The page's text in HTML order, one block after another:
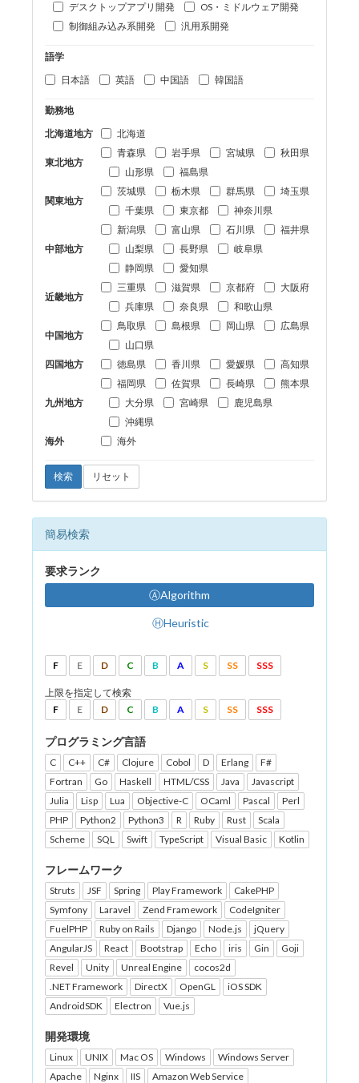
デスクトップアプリ開発
OS・ミドルウェア開発
制御組み込み系開発
汎用系開発
語学
日本語
英語 中国語 韓国語
勤務地
北海道地方
北海道
東北地方
青森県 岩手県 宮城県
秋田県
山形県
福島県
関東地方
茨城県 栃木県 群馬県
埼玉県
千葉県
東京都 神奈川県
中部地方
新潟県 富山県 石川県
福井県
山梨県
長野県
岐阜県
静岡県
愛知県
近畿地方
三重県 滋賀県 京都府
大阪府
兵庫県
奈良県 和歌山県
中国地方
鳥取県 島根県 岡山県
広島県
山口県
四国地方
徳島県 香川県 愛媛県 高知県
九州地方
福岡県 佐賀県 長崎県
熊本県
大分県
宮崎県
鹿児島県
沖縄県
海外
海外
検索 リセット
簡易検索
要求ランク
ⒶAlgorithm
ⒽHeuristic
F E D C B A S SS SSS
上限を指定して検索
F
E D C B A S SS SSS
プログラミング言語
C C++ C# Clojure Cobol D Erlang
F#
Fortran
Go Haskell HTML/CSS Java
Javascript
Julia
Lisp Lua Objective-C OCaml Pascal
Perl
PHP
Python2 Python3 R Ruby Rust
Scala
Scheme
SQL Swift TypeScript Visual Basic Kotlin
フレームワーク
Struts JSF Spring Play Framework
CakePHP
Symfony
Laravel Zend Framework
CodeIgniter
FuelPHP
Ruby on Rails Django Node.js
jQuery
AngularJS
React Bootstrap Echo iris Gin
Goji
Revel
Unity Unreal Engine
cocos2d
.NET Framework
DirectX OpenGL
iOS SDK
AndroidSDK
Electron Vue.js
開発環境
Linux UNIX Mac OS Windows
Windows Server
Apache
Nginx IIS
Amazon Web Service